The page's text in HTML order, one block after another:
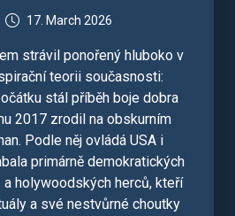
17. March 2026
strávil ponořený hluboko v
teorii současnosti:
stál příběh boje dobra
2017 zrodil na obskurním
Podle něj ovládá USA i
primárně demokratických
holywoodských herců, kteří
a své nestvůrné choutky